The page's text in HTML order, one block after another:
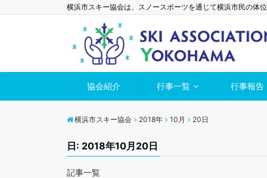
横浜市スキー協会は、スノースポーツを通じて横浜市民の体
協会紹介 行事一覧 行事報告
横浜市スキー協会 2018年 10月 20日
日: 2018年10月20日
記事一覧